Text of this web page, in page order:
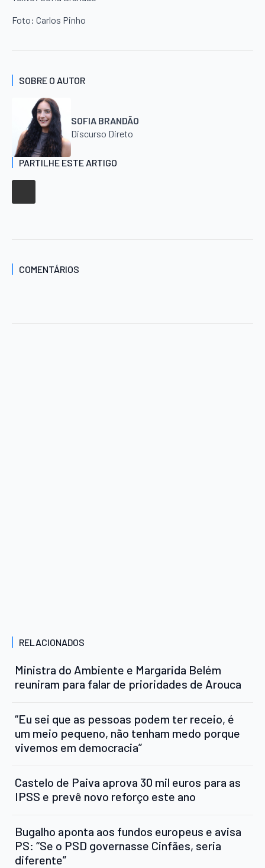
Foto: Carlos Pinho
SOBRE O AUTOR
SOFIA BRANDÃO
Discurso Direto
PARTILHE ESTE ARTIGO
COMENTÁRIOS
RELACIONADOS
Ministra do Ambiente e Margarida Belém
reuniram para falar de prioridades de Arouca
“Eu sei que as pessoas podem ter receio, é
um meio pequeno, não tenham medo porque
vivemos em democracia”
Castelo de Paiva aprova 30 mil euros para as
IPSS e prevê novo reforço este ano
Bugalho aponta aos fundos europeus e avisa
PS: “Se o PSD governasse Cinfães, seria
diferente”